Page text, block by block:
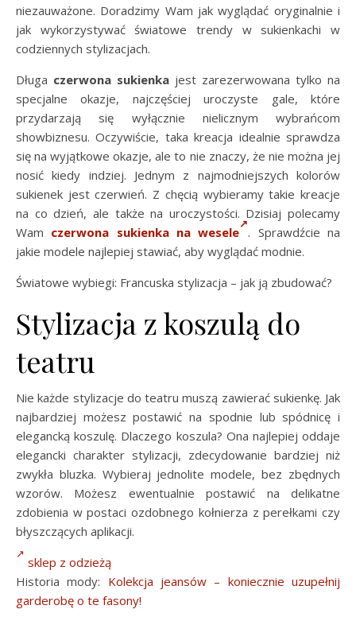
niezauważone. Doradzimy Wam jak wyglądać oryginalnie i
jak wykorzystywać światowe trendy w sukienkachi w
codziennych stylizacjach.
Długa czerwona sukienka jest zarezerwowana tylko na
specjalne okazje, najczęściej uroczyste gale, które
przydarzają się wyłącznie nielicznym wybrańcom
showbiznesu. Oczywiście, taka kreacja idealnie sprawdza
się na wyjątkowe okazje, ale to nie znaczy, że nie można jej
nosić kiedy indziej. Jednym z najmodniejszych kolorów
sukienek jest czerwień. Z chęcią wybieramy takie kreacje
na co dzień, ale także na uroczystości. Dzisiaj polecamy
Wam czerwona sukienka na wesele . Sprawdźcie na
jakie modele najlepiej stawiać, aby wyglądać modnie.
Światowe wybiegi: Francuska stylizacja – jak ją zbudować?
Stylizacja z koszulą do
teatru
Nie każde stylizacje do teatru muszą zawierać sukienkę. Jak
najbardziej możesz postawić na spodnie lub spódnicę i
elegancką koszulę. Dlaczego koszula? Ona najlepiej oddaje
elegancki charakter stylizacji, zdecydowanie bardziej niż
zwykła bluzka. Wybieraj jednolite modele, bez zbędnych
wzorów. Możesz ewentualnie postawić na delikatne
zdobienia w postaci ozdobnego kołnierza z perełkami czy
błyszczących aplikacji.
sklep z odzieżą
Historia mody: Kolekcja jeansów – koniecznie uzupełnij
garderobę o te fasony!